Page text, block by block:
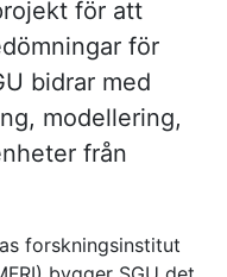
för att
för
bidrar med
modellering,
från
forskningsinstitut